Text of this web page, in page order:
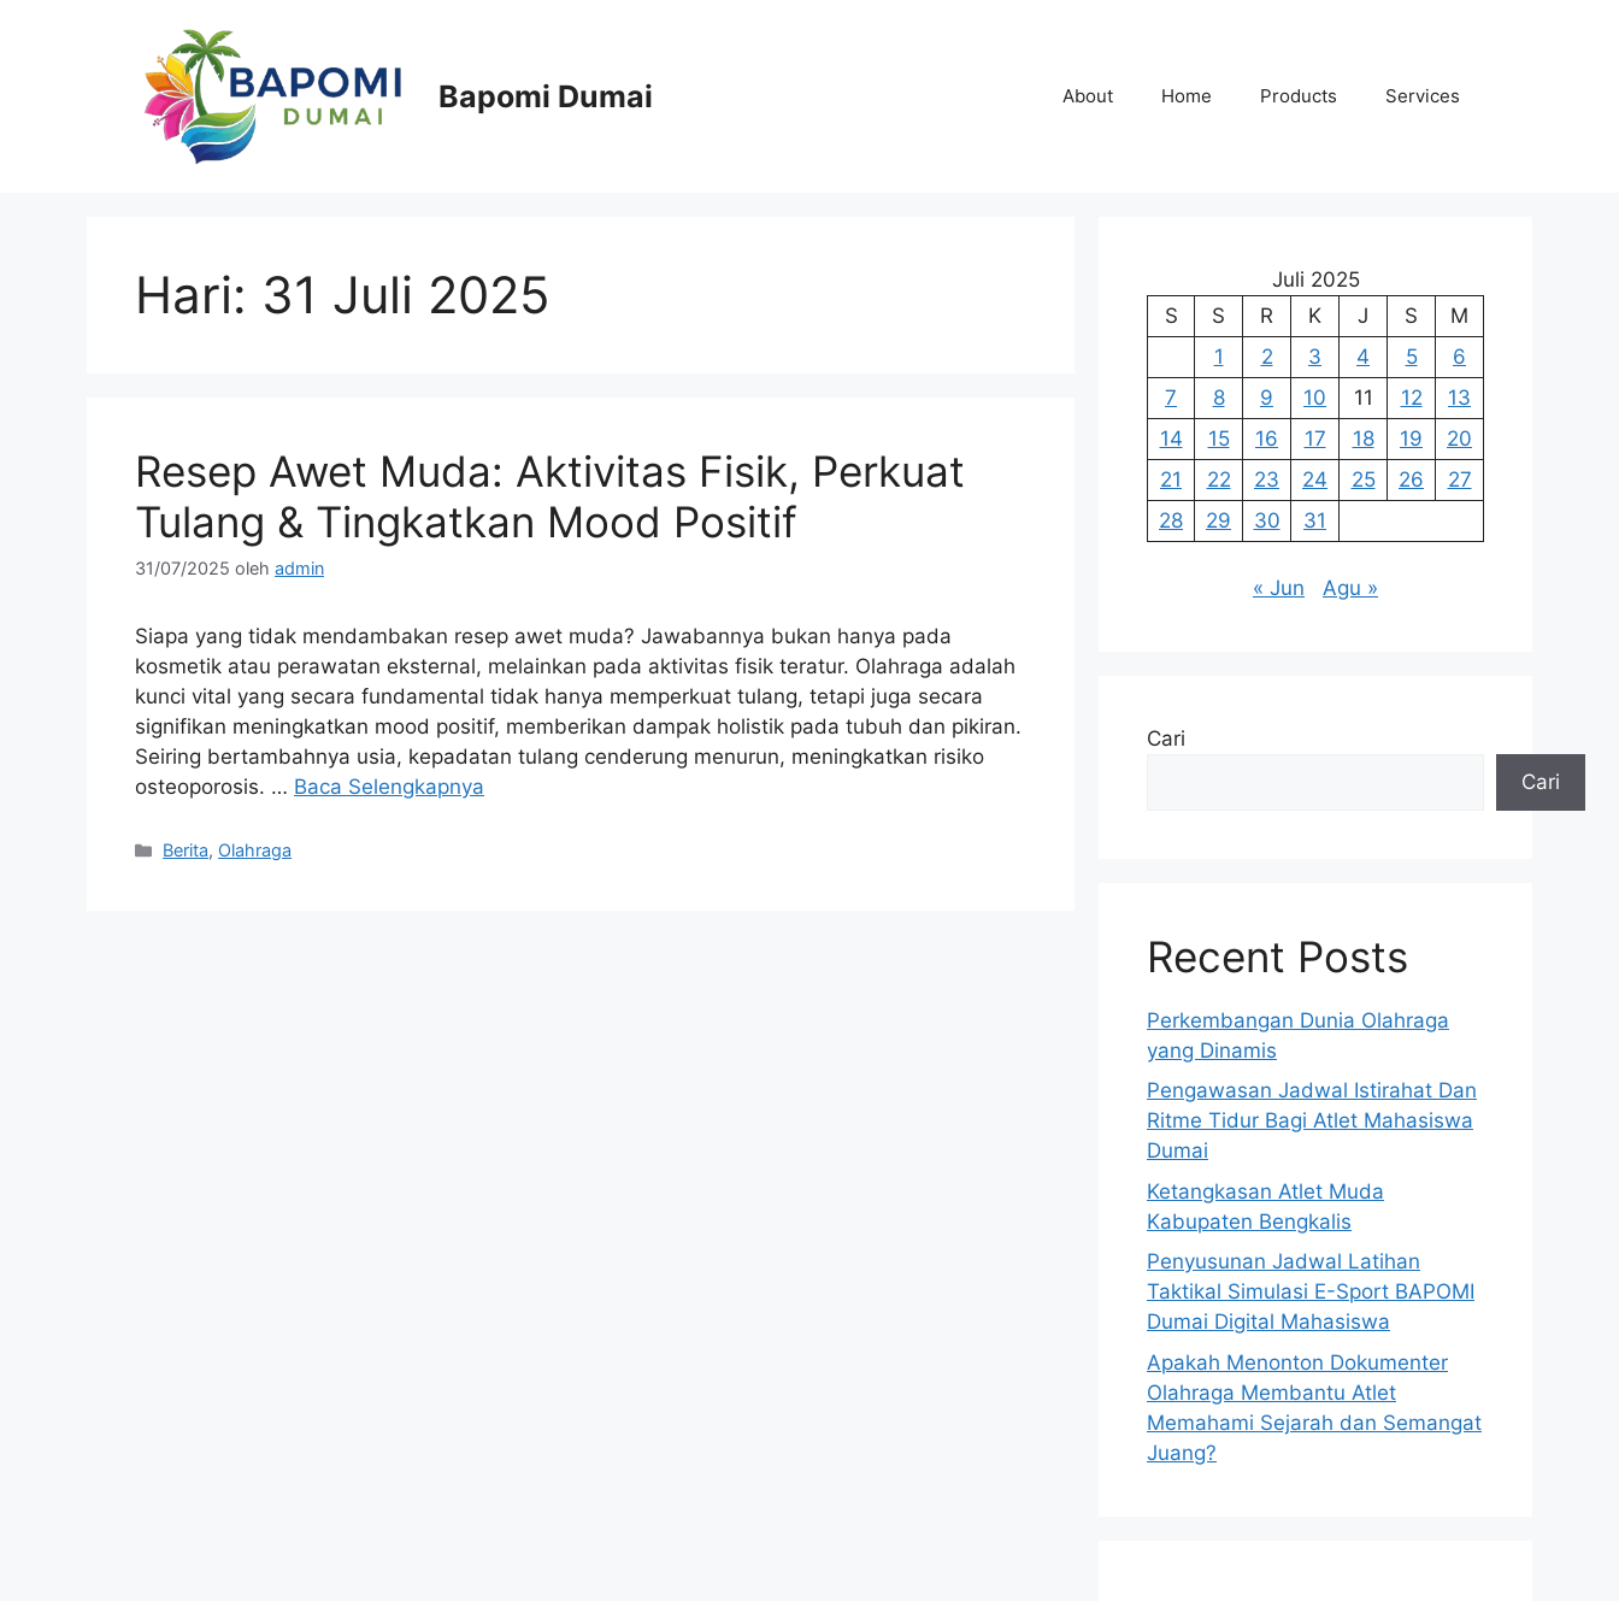
Bapomi Dumai About Home Products Services
Hari: 31 Juli 2025
Resep Awet Muda: Aktivitas Fisik, Perkuat
Tulang & Tingkatkan Mood Positif
31/07/2025 oleh admin
Siapa yang tidak mendambakan resep awet muda? Jawabannya bukan hanya pada
kosmetik atau perawatan eksternal, melainkan pada aktivitas fisik teratur. Olahraga adalah
kunci vital yang secara fundamental tidak hanya memperkuat tulang, tetapi juga secara
signifikan meningkatkan mood positif, memberikan dampak holistik pada tubuh dan pikiran.
Seiring bertambahnya usia, kepadatan tulang cenderung menurun, meningkatkan risiko
osteoporosis. … Baca Selengkapnya
Kategori
Berita, Olahraga
Juli 2025
S
S R K J S
M
1
2 3 4 5
6
7
8 9 10 11 12
13
14
15 16 17 18 19
20
21
22 23 24 25 26
27
28
29 30 31
« Jun Agu »
Cari
Cari
Recent Posts
Perkembangan Dunia Olahraga
yang Dinamis
Pengawasan Jadwal Istirahat Dan
Ritme Tidur Bagi Atlet Mahasiswa
Dumai
Ketangkasan Atlet Muda
Kabupaten Bengkalis
Penyusunan Jadwal Latihan
Taktikal Simulasi E-Sport BAPOMI
Dumai Digital Mahasiswa
Apakah Menonton Dokumenter
Olahraga Membantu Atlet
Memahami Sejarah dan Semangat
Juang?